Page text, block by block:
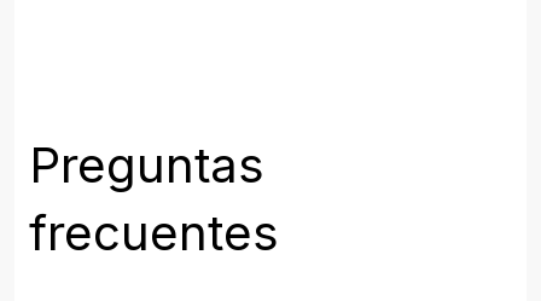
Preguntas
frecuentes